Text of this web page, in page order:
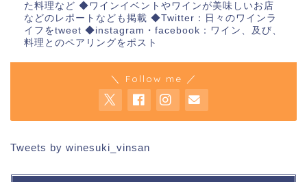
た料理など ◆ワインイベントやワインが美味しいお店
などのレポートなども掲載 ◆Twitter：日々のワインラ
イフをtweet ◆instagram・facebook：ワイン、及び、
料理とのペアリングをポスト
＼ Follow me ／
Tweets by winesuki_vinsan